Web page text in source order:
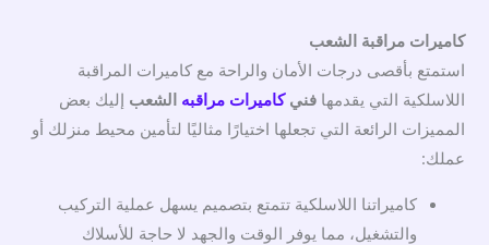
كاميرات مراقبة الشعب
استمتع بأقصى درجات الأمان والراحة مع كاميرات المراقبة
اللاسلكية التي يقدمهافنيكاميرات مراقبه الشعب إليك بعض
المميزات الرائعة التي تجعلها اختيارًا مثاليًا لتأمين محيط منزلك أو
عملك:
كاميراتنا اللاسلكية تتمتع بتصميم يسهل عملية التركيب
والتشغيل، مما يوفر الوقت والجهد لا حاجة للأسلاك